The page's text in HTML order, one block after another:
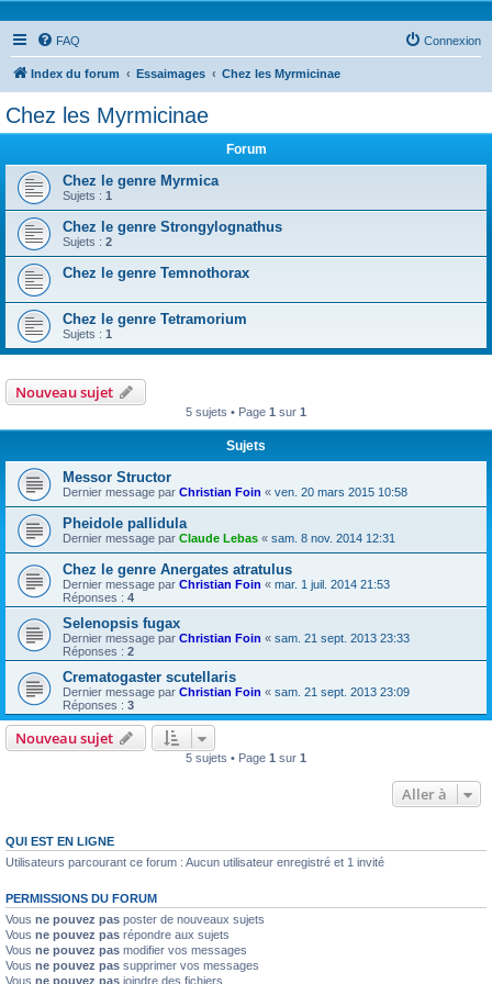
FAQ Connexion
Index du forum Essaimages Chez les Myrmicinae
Chez les Myrmicinae
Forum
Chez le genre Myrmica
Sujets : 1
Chez le genre Strongylognathus
Sujets : 2
Chez le genre Temnothorax
Chez le genre Tetramorium
Sujets : 1
Nouveau sujet
5 sujets • Page 1 sur 1
Sujets
Messor Structor
Dernier message par Christian Foin « ven. 20 mars 2015 10:58
Pheidole pallidula
Dernier message par Claude Lebas « sam. 8 nov. 2014 12:31
Chez le genre Anergates atratulus
Dernier message par Christian Foin « mar. 1 juil. 2014 21:53
Réponses : 4
Selenopsis fugax
Dernier message par Christian Foin « sam. 21 sept. 2013 23:33
Réponses : 2
Crematogaster scutellaris
Dernier message par Christian Foin « sam. 21 sept. 2013 23:09
Réponses : 3
Nouveau sujet
5 sujets • Page 1 sur 1
Aller à
QUI EST EN LIGNE
Utilisateurs parcourant ce forum : Aucun utilisateur enregistré et 1 invité
PERMISSIONS DU FORUM
Vous ne pouvez pas poster de nouveaux sujets
Vous ne pouvez pas répondre aux sujets
Vous ne pouvez pas modifier vos messages
Vous ne pouvez pas supprimer vos messages
Vous ne pouvez pas joindre des fichiers